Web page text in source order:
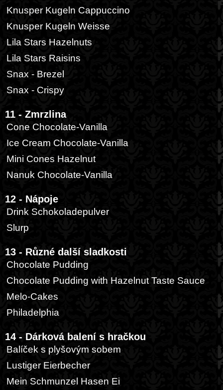
Knusper Kugeln Cappuccino
Knusper Kugeln Weisse
Lila Stars Hazelnuts
Lila Stars Raisins
Snax - Brezel
Snax - Crispy
11 - Zmrzlina
Cone Chocolate-Vanilla
Ice Cream Chocolate-Vanilla
Mini Cones Hazelnut
Nanuk Chocolate-Vanilla
12 - Nápoje
Drink Schokoladepulver
Slurp
13 - Různé další sladkosti
Chocolate Pudding
Chocolate Pudding with Hazelnut Taste Sauce
Melo-Cakes
Philadelphia
14 - Dárková balení s hračkou
Balíček s plyšovým sobem
Lustiger Eierbecher
Mein Schmunzel Hasen Ei